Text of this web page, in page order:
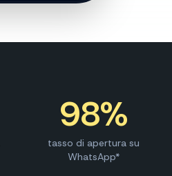
tasso di apertura su
WhatsApp*
98%